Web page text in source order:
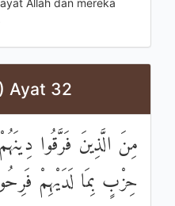
Allah dan mereka
Ayat 32
مِنَ الَّذِينَ فَرَّقُوا
حِزْبٍ بِمَا لَدَيْهِمْ